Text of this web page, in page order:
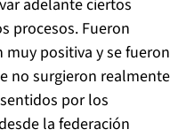
adelante ciertos
procesos. Fueron
positiva y se fueron
no surgieron realmente
por los
la federación